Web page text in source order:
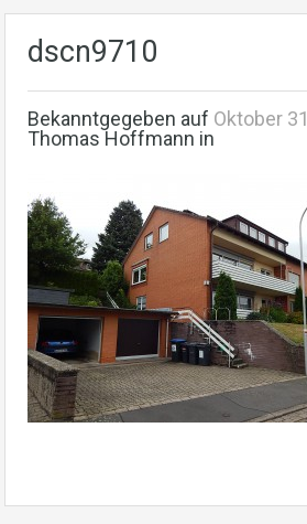
dscn9710
Bekanntgegeben auf Oktober
Thomas Hoffmann in